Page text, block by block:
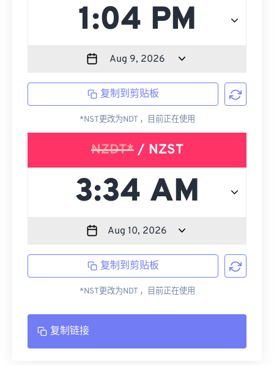
复制到剪贴板
*NST更改为NDT ，目前正在使用
NZDT*/ NZST
复制到剪贴板
*NST更改为NDT ，目前正在使用
复制链接